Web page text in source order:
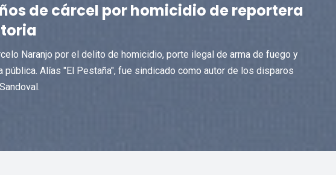
de cárcel por homicidio de reportera
Naranjo por el delito de homicidio, porte ilegal de arma de fuego y
Alías "El Pestaña", fue sindicado como autor de los disparos